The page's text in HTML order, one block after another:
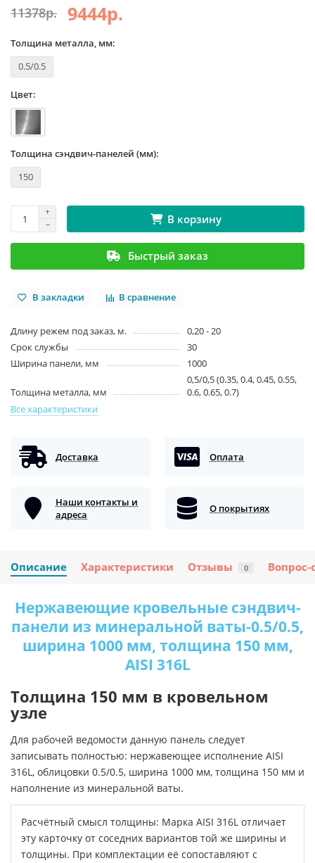
11378р. 9444р.
Толщина металла, мм:
0.5/0.5
Цвет:
Толщина сэндвич-панелей (мм):
150
В корзину
Быстрый заказ
В закладки В сравнение
Длину режем под заказ, м.
0,20 - 20
Срок службы
30
Ширина панели, мм
1000
Толщина металла, мм
0,5/0,5 (0.35, 0.4, 0.45, 0.55,
0.6, 0.65, 0.7)
Все характеристики
Доставка Оплата
Наши контакты и
адреса
О покрытиях
Описание Характеристики Отзывы 0 Вопрос-
Нержавеющие кровельные сэндвич-
панели из минеральной ваты-0.5/0.5,
ширина 1000 мм, толщина 150 мм,
AISI 316L
Толщина 150 мм в кровельном
узле
Для рабочей ведомости данную панель следует
записывать полностью: нержавеющее исполнение AISI
316L, облицовки 0.5/0.5, ширина 1000 мм, толщина 150 мм и
наполнение из минеральной ваты.
Расчётный смысл толщины: Марка AISI 316L отличает
эту карточку от соседних вариантов той же ширины и
толщины. При комплектации её сопоставляют с